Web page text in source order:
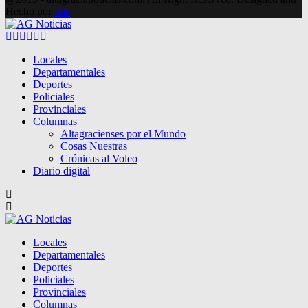
Hecho por lma
Facebook
Twitter
Instagram
Pinterest
Google
Locales
Departamentales
Deportes
Policiales
Provinciales
Columnas
Altagracienses por el Mundo
Cosas Nuestras
Crónicas al Voleo
Diario digital
Locales
Departamentales
Deportes
Policiales
Provinciales
Columnas